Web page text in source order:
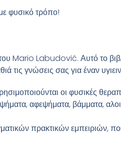
φυσικό τρόπο!
Mario Labudović. Αυτό το
γνώσεις σας για έναν
οι φυσικές
αφεψήματα, βάμματα,
πρακτικών εμπειριών,